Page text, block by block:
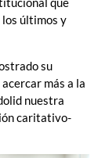
los últimos y
su
más a la
nuestra
caritativo-